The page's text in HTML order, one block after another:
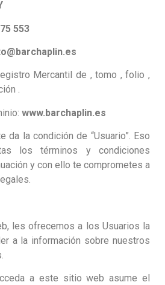
553
Mercantil de , tomo , folio ,
.
www.barchaplin.es
da la condición de “Usuario”. Eso
los términos y condiciones
y con ello te comprometes a
les ofrecemos a los Usuarios la
a la información sobre nuestros
a este sitio web asume el